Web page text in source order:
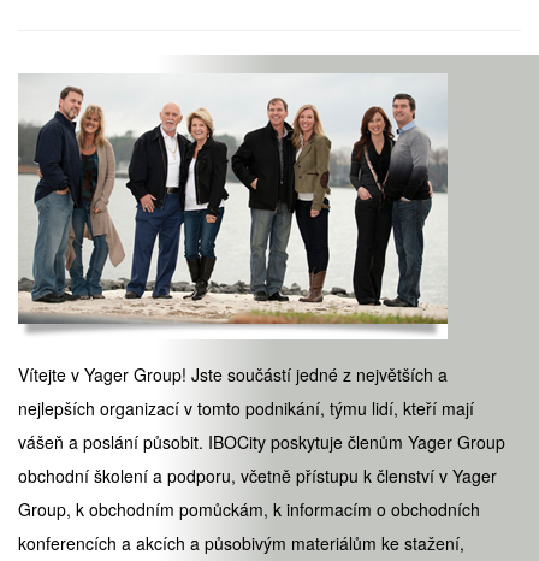
Vítejte v Yager Group! Jste součástí jedné z největších a
nejlepších organizací v tomto podnikání, týmu lidí, kteří mají
vášeň a poslání působit. IBOCity poskytuje členům Yager Group
obchodní školení a podporu, včetně přístupu k členství v Yager
Group, k obchodním pomůckám, k informacím o obchodních
konferencích a akcích a působivým materiálům ke stažení,